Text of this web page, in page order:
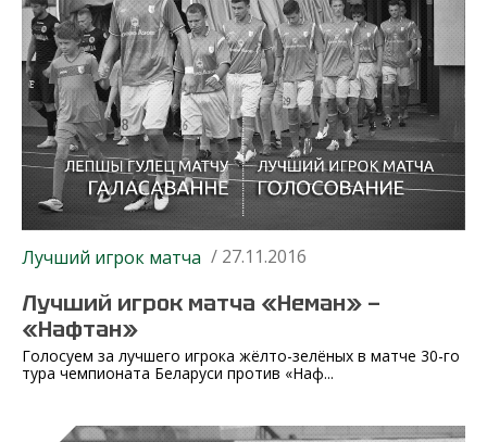
Лучший игрок матча / 27.11.2016
Лучший игрок матча «Неман» —
«Нафтан»
Голосуем за лучшего игрока жёлто-зелёных в матче 30-го
тура чемпионата Беларуси против «Наф...